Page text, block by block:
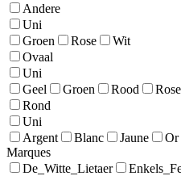
Andere
Uni
Groen
Rose
Wit
Ovaal
Uni
Geel
Groen Rood Rose
Rond
Uni
Argent
Blanc Jaune Or
Marques
De_Witte_Lietaer